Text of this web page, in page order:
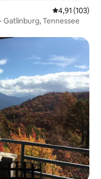
Nilai rata-rata
4,91 (103)
Gatlinburg, Tennessee